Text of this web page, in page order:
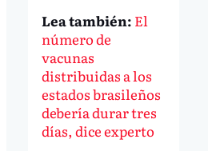
Lea también: El
número de
vacunas
distribuidas a los
estados brasileños
debería durar tres
días, dice experto